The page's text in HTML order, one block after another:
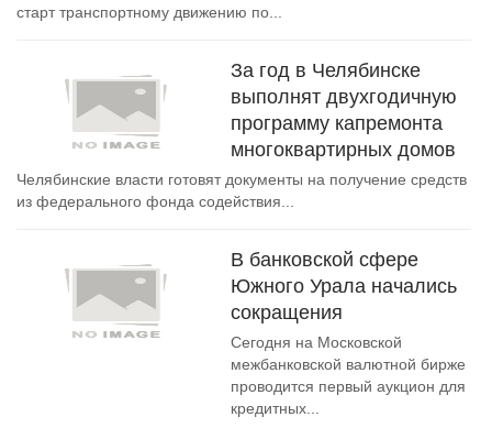
старт транспортному движению по...
За год в Челябинске
выполнят двухгодичную
программу капремонта
многоквартирных домов
Челябинские власти готовят документы на получение средств
из федерального фонда содействия...
В банковской сфере
Южного Урала начались
сокращения
Сегодня на Московской
межбанковской валютной бирже
проводится первый аукцион для
кредитных...